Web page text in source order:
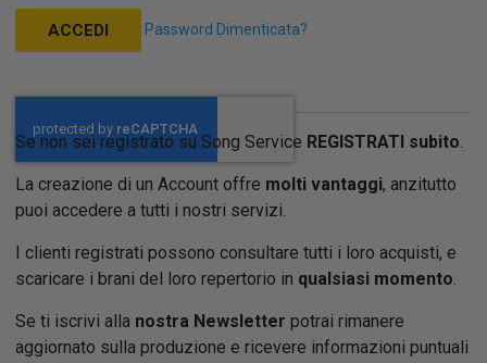
ACCEDI Password Dimenticata?
Se non sei registrato su Song Service REGISTRATI subito.
La creazione di un Account offre molti vantaggi, anzitutto
puoi accedere a tutti i nostri servizi.
I clienti registrati possono consultare tutti i loro acquisti, e
scaricare i brani del loro repertorio in qualsiasi momento.
Se ti iscrivi alla nostra Newsletter potrai rimanere
aggiornato sulla produzione e ricevere informazioni puntuali